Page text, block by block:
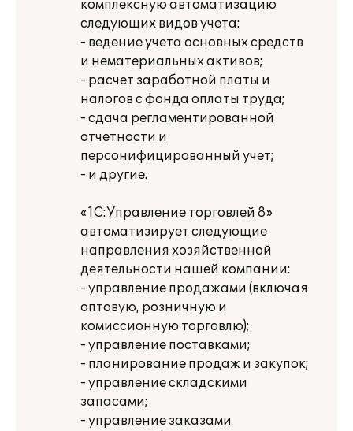
комплексную автоматизацию
следующих видов учета:
- ведение учета основных средств
и нематериальных активов;
- расчет заработной платы и
налогов с фонда оплаты труда;
- сдача регламентированной
отчетности и
персонифицированный учет;
- и другие.
«1С:Управление торговлей 8»
автоматизирует следующие
направления хозяйственной
деятельности нашей компании:
- управление продажами (включая
оптовую, розничную и
комиссионную торговлю);
- управление поставками;
- планирование продаж и закупок;
- управление складскими
запасами;
- управление заказами